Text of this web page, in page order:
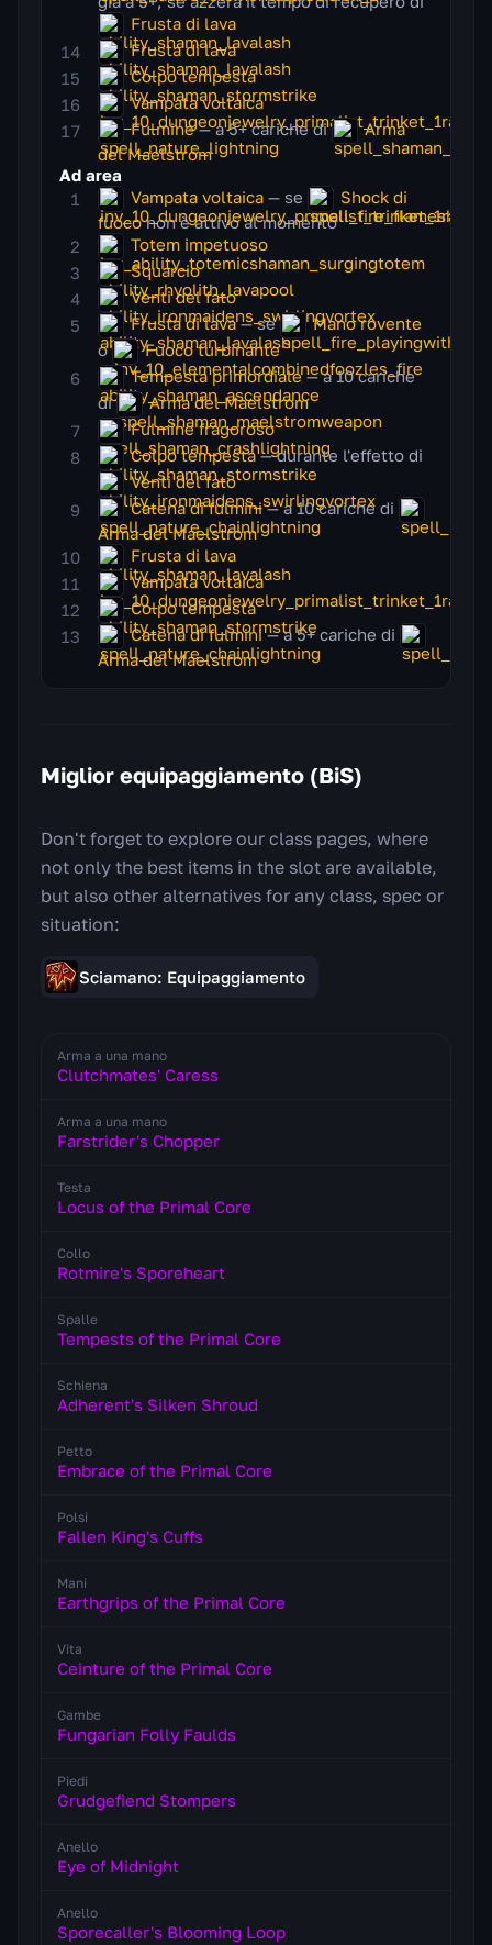
Frusta di lava
Frusta di lava
Colpo tempesta
Vampata voltaica
Fulmine— a 5+ cariche di
Arma
del Maelstrom
Ad area
Vampata voltaica — se
Shock di
fuoconon è attivo al momento
Totem impetuoso
Squarcio
Venti del fato
Frusta di lava— se
Mano rovente
o
Fuoco turbinante
Tempesta primordiale— a 10 cariche
di
Arma del Maelstrom
Fulmine fragoroso
Colpo tempesta— durante l'effetto di
Venti del fato
Catena di fulmini— a 10 cariche di
Arma del Maelstrom
Frusta di lava
Vampata voltaica
Colpo tempesta
Catena di fulmini— a 5+ cariche di
Arma del Maelstrom
Miglior equipaggiamento (BiS)
Don't forget to explore our class pages, where
not only the best items in the slot are available,
but also other alternatives for any class, spec or
situation:
Sciamano: Equipaggiamento
Arma a una mano
Clutchmates' Caress
Arma a una mano
Farstrider's Chopper
Testa
Locus of the Primal Core
Collo
Rotmire's Sporeheart
Spalle
Tempests of the Primal Core
Schiena
Adherent's Silken Shroud
Petto
Embrace of the Primal Core
Polsi
Fallen King's Cuffs
Mani
Earthgrips of the Primal Core
Vita
Ceinture of the Primal Core
Gambe
Fungarian Folly Faulds
Piedi
Grudgefiend Stompers
Anello
Eye of Midnight
Anello
Sporecaller's Blooming Loop